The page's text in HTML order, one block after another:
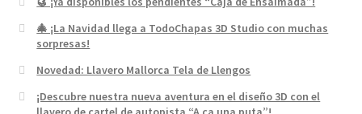
🎄 ¡La Navidad llega a TodoChapas 3D Studio con muchas
sorpresas!
Novedad: Llavero Mallorca Tela de Llengos
¡Descubre nuestra nueva aventura en el diseño 3D con el